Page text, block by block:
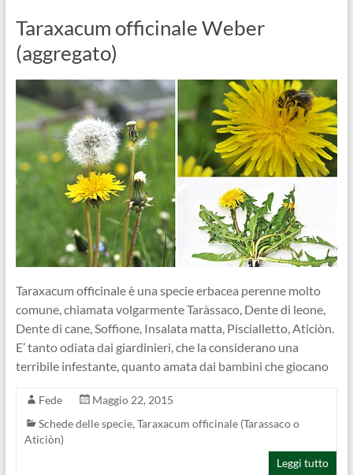
Taraxacum officinale Weber
(aggregato)
Taraxacum officinale è una specie erbacea perenne molto
comune, chiamata volgarmente Taràssaco, Dente di leone,
Dente di cane, Soffione, Insalata matta, Piscialletto, Aticiòn.
E’ tanto odiata dai giardinieri, che la considerano una
terribile infestante, quanto amata dai bambini che giocano
Fede
Maggio 22, 2015
Schede delle specie, Taraxacum officinale (Tarassaco o
Aticiòn)
Leggi tutto